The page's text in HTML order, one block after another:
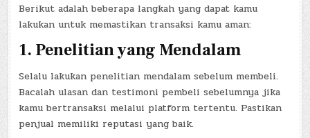
Berikut adalah beberapa langkah yang dapat kamu
lakukan untuk memastikan transaksi kamu aman:
1. Penelitian yang Mendalam
Selalu lakukan penelitian mendalam sebelum membeli.
Bacalah ulasan dan testimoni pembeli sebelumnya jika
kamu bertransaksi melalui platform tertentu. Pastikan
penjual memiliki reputasi yang baik.